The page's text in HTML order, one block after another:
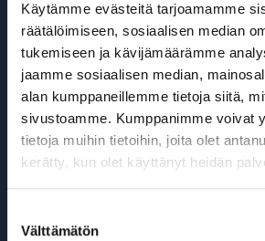
Käytämme evästeitä tarjoamamme
räätälöimiseen, sosiaalisen median
tukemiseen ja kävijämäärämme
jaamme sosiaalisen median,
alan kumppaneillemme tietoja siitä,
sivustoamme. Kumppanimme voivat
tietoja muihin tietoihin, joita olet
kerätty, kun olet käyttänyt heidän
valinta
Välttämätön
Murikka (Samuli Edelmann) ja Antti
palaavat viiden vuoden
kotikyläänsä. Pankkiryöstösaalis ei
kätköpaikasta ja heidän vanha
(Teemu Lehtilä) on ilmaantunut vt.
Vanhojen tyttöystävien ja Heikin
kaverukset pysymään kaidalla polulla
Isoisän (Kalevi Haapoja) elämänohje
rehellinen työ ei ole ikinä kannattanut
kaverusten vanha arkkivihollinen,